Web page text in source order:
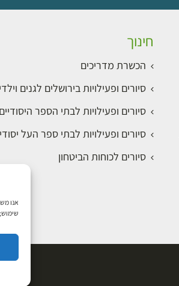
חינוך
הכשרת מדריכים
סיורים ופעילויות בירושלים לגנים
סיורים ופעילויות לבתי הספר היסודיים
סיורים ופעילויות לבתי ספר העל
סיורים לכוחות הביטחון